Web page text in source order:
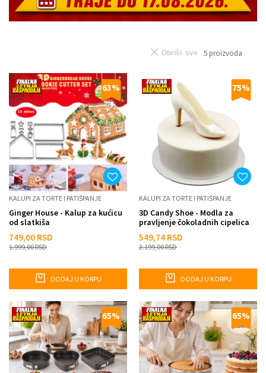
5 proizvoda
Obriši sve
63%
KALUPI ZA TORTE I PATIŠPANJE
Ginger House - Kalup za kućicu
od slatkiša
749,00 RSD
1.999,00RSD
DODAJ U KORPU
75%
KALUPI ZA TORTE I PATIŠPANJE
3D Candy Shoe - Modla za
pravljenje čokoladnih cipelica
549,74 RSD
2.199,00RSD
DODAJ U KORPU
65% 65%